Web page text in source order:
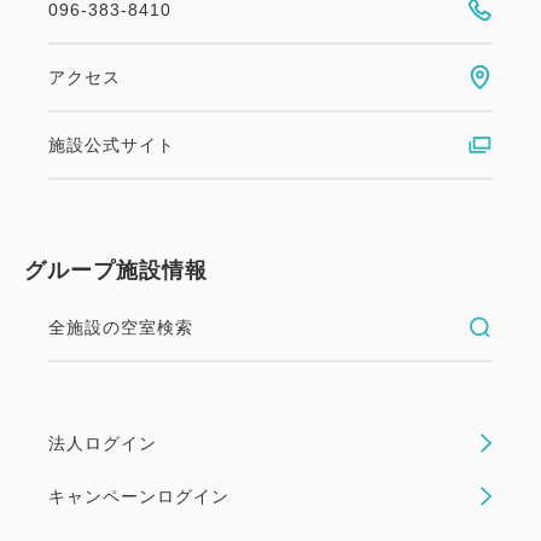
096-383-8410
アクセス
施設公式サイト
グループ施設情報
全施設の空室検索
法人ログイン
キャンペーンログイン